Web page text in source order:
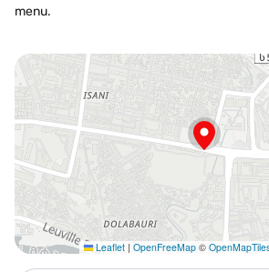
menu.
Leaflet | OpenFreeMap ©